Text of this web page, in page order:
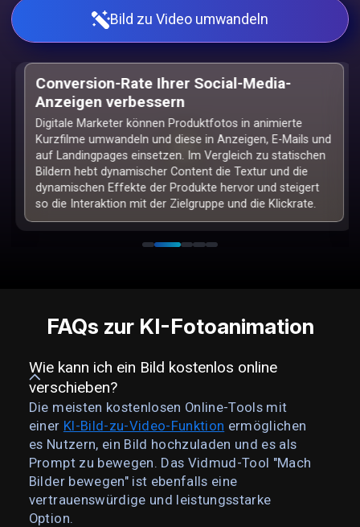
Bild zu Video umwandeln
Personalisierte emotionale Kreationen
Gewöhnliche Nutzer können Familienfotos, alte Porträts,
Urlaubsfotos oder Haustierfotos wieder zum Leben
erwecken. Sehen Sie einen geliebten Menschen lächeln,
den Toten sprechen oder ein Haustier mit dem Schwanz
wedeln und so tief bewegende und geschätzte digitale
Andenken auf wahrhaft magische Weise schaffen.
FAQs zur KI-Fotoanimation
Wie kann ich ein Bild kostenlos online
verschieben?
Die meisten kostenlosen Online-Tools mit
einer KI-Bild-zu-Video-Funktion ermöglichen
es Nutzern, ein Bild hochzuladen und es als
Prompt zu bewegen. Das Vidmud-Tool "Mach
Bilder bewegen" ist ebenfalls eine
vertrauenswürdige und leistungsstarke
Option.